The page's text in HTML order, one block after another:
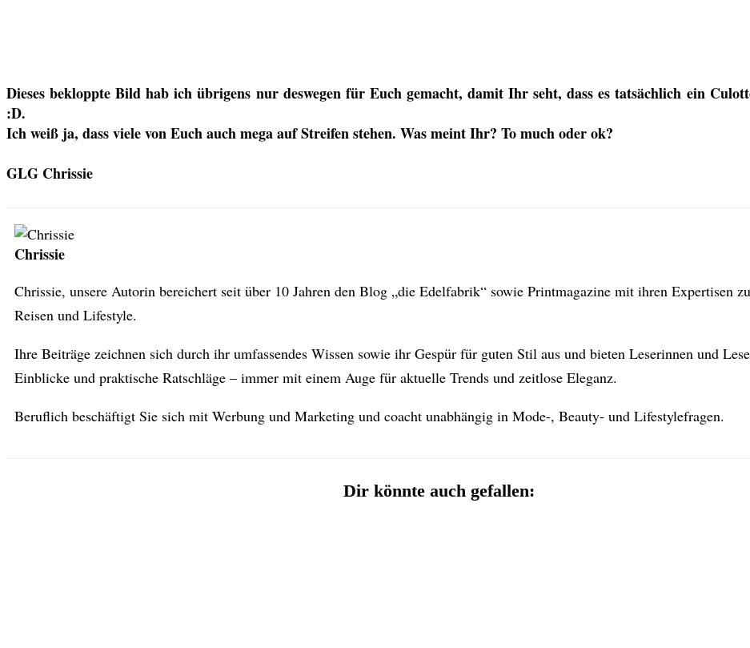
Dieses bekloppte Bild hab ich übrigens nur deswegen für Euch gemacht, damit Ihr seht, dass es tatsächlich ein
:D.
Ich weiß ja, dass viele von Euch auch mega auf Streifen stehen. Was meint Ihr? To much oder ok?
GLG Chrissie
Chrissie
Chrissie, unsere Autorin bereichert seit über 10 Jahren den Blog „die Edelfabrik“ sowie Printmagazine mit ihren Expertisen
Reisen und Lifestyle.
Ihre Beiträge zeichnen sich durch ihr umfassendes Wissen sowie ihr Gespür für guten Stil aus und bieten Leserinnen und
Einblicke und praktische Ratschläge – immer mit einem Auge für aktuelle Trends und zeitlose Eleganz.
Beruflich beschäftigt Sie sich mit Werbung und Marketing und coacht unabhängig in Mode-, Beauty- und Lifestylefragen.
Dir könnte auch gefallen: